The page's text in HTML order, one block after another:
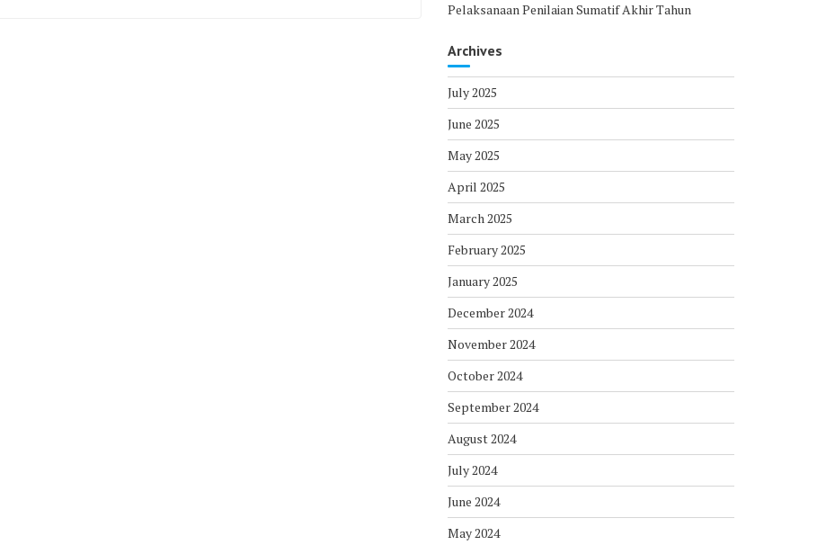
Pelaksanaan Penilaian Sumatif Akhir Tahun
Archives
July 2025
June 2025
May 2025
April 2025
March 2025
February 2025
January 2025
December 2024
November 2024
October 2024
September 2024
August 2024
July 2024
June 2024
May 2024